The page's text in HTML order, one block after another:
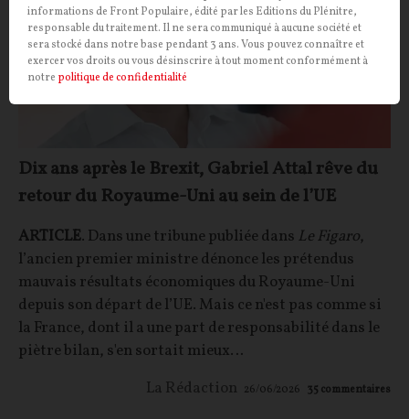
Dix ans après le Brexit, Gabriel Attal rêve du
retour du Royaume-Uni au sein de l’UE
ARTICLE. Dans une tribune publiée dans Le Figaro,
l’ancien premier ministre dénonce les prétendus
mauvais résultats économiques du Royaume-Uni
depuis son départ de l’UE. Mais ce n'est pas comme si
la France, dont il a une part de responsabilité dans le
piètre bilan, s'en sortait mieux…
La Rédaction 26/06/2026 35 commentaires
informations de Front Populaire, édité par les Editions du Plénitre,
responsable du traitement. Il ne sera communiqué à aucune société et
sera stocké dans notre base pendant 3 ans. Vous pouvez connaître et
exercer vos droits ou vous désinscrire à tout moment conformément à
notre politique de confidentialité